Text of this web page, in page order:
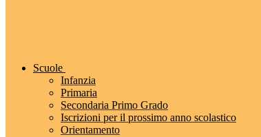
Scuole
Infanzia
Primaria
Secondaria Primo Grado
Iscrizioni per il prossimo anno scolastico
Orientamento